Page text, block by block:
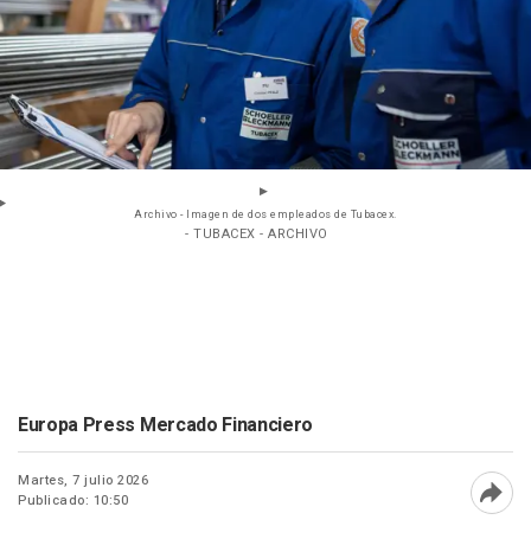
Archivo - Imagen de dos empleados de Tubacex.
- TUBACEX - ARCHIVO
Europa Press Mercado Financiero
Martes, 7 julio 2026
Publicado: 10:50